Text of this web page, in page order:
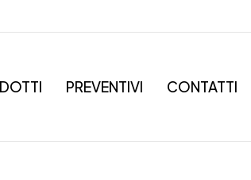
PREVENTIVI CONTATTI